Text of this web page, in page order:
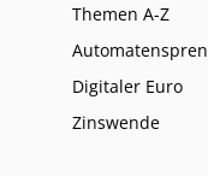
Themen A-Z
Digitaler Euro
Zinswende